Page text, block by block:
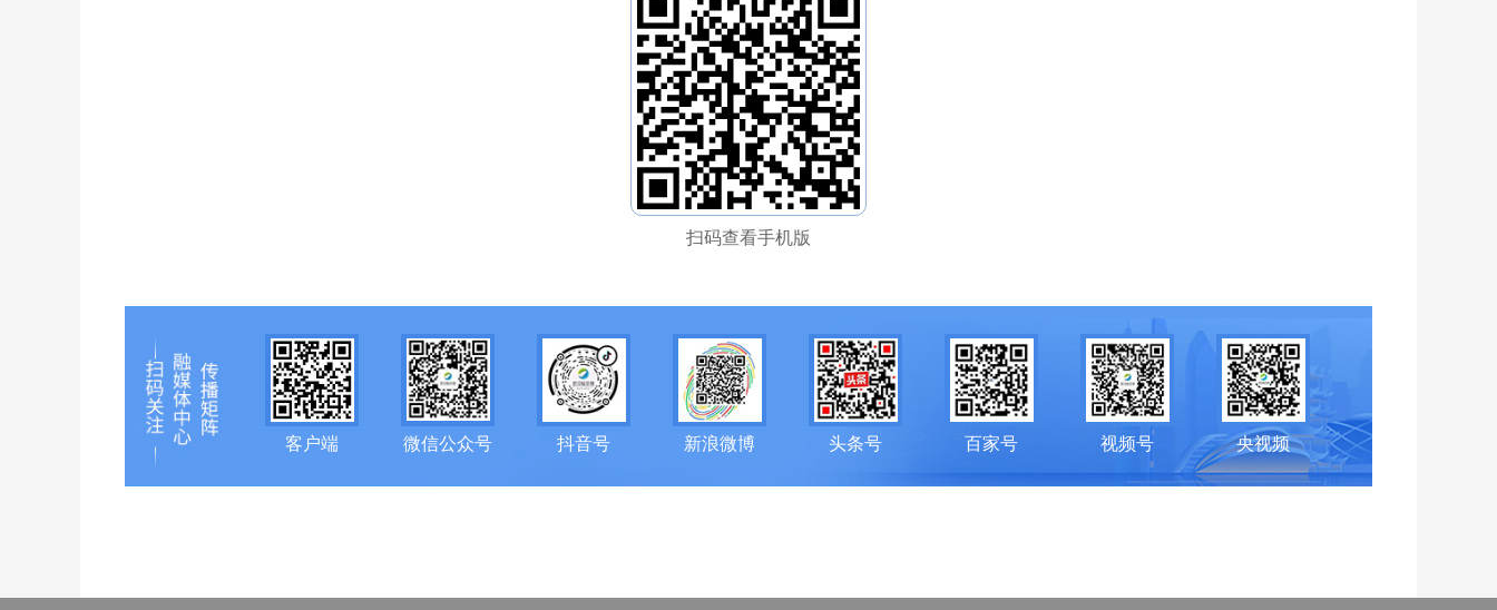
扫码查看手机版
客户端 微信公众号 抖音号 新浪微博 头条号 百家号 视频号 央视频